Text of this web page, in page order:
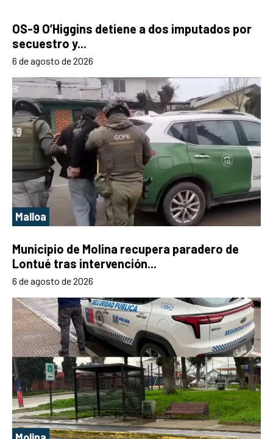
OS-9 O’Higgins detiene a dos imputados por
secuestro y...
6 de agosto de 2026
Malloa
Municipio de Molina recupera paradero de
Lontué tras intervención...
6 de agosto de 2026